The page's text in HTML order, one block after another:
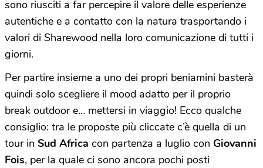
sono riusciti a far percepire il valore delle esperienze
autentiche e a contatto con la natura trasportando i
valori di Sharewood nella loro comunicazione di tutti i
giorni.
Per partire insieme a uno dei propri beniamini basterà
quindi solo scegliere il mood adatto per il proprio
break outdoor e… mettersi in viaggio! Ecco qualche
consiglio: tra le proposte più cliccate c’è quella di un
tour in Sud Africa con partenza a luglio con Giovanni
Fois, per la quale ci sono ancora pochi posti